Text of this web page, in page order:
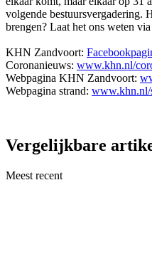
volgende bestuursvergadering.
brengen? Laat het ons weten via
KHN Zandvoort:
Coronanieuws: www.khn.nl/
Webpagina KHN Zandvoort:
Webpagina strand: www.khn.nl/
Vergelijkbare
Meest recent